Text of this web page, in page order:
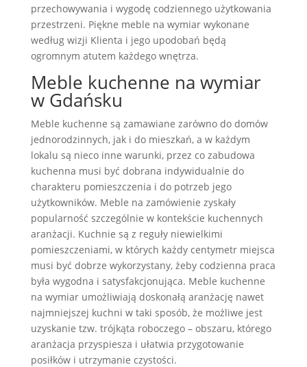
przechowywania i wygodę codziennego użytkowania
przestrzeni. Piękne meble na wymiar wykonane
według wizji Klienta i jego upodobań będą
ogromnym atutem każdego wnętrza.
Meble kuchenne na wymiar
w Gdańsku
Meble kuchenne są zamawiane zarówno do domów
jednorodzinnych, jak i do mieszkań, a w każdym
lokalu są nieco inne warunki, przez co zabudowa
kuchenna musi być dobrana indywidualnie do
charakteru pomieszczenia i do potrzeb jego
użytkowników. Meble na zamówienie zyskały
popularność szczególnie w kontekście kuchennych
aranżacji. Kuchnie są z reguły niewielkimi
pomieszczeniami, w których każdy centymetr miejsca
musi być dobrze wykorzystany, żeby codzienna praca
była wygodna i satysfakcjonująca. Meble kuchenne
na wymiar umożliwiają doskonałą aranżację nawet
najmniejszej kuchni w taki sposób, że możliwe jest
uzyskanie tzw. trójkąta roboczego – obszaru, którego
aranżacja przyspiesza i ułatwia przygotowanie
posiłków i utrzymanie czystości.